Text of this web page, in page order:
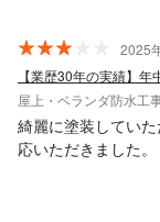
2025
【業歴30年の実績】
屋上・ベランダ防水工
綺麗に塗装してい
応いただきました。